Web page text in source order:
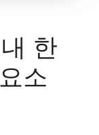
한
소